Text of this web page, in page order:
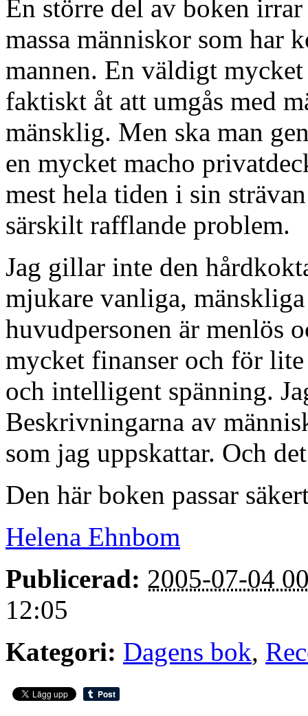
En större del av boken
massa människor som har
mannen. En väldigt
faktiskt åt att umgås med
mänsklig. Men ska man
en mycket macho
mest hela tiden i sin
särskilt rafflande problem.
Jag gillar inte den
mjukare vanliga,
huvudpersonen är menlös
mycket finanser och för
och intelligent spänning.
Beskrivningarna av
som jag uppskattar. Och
Den här boken passar
Helena Ehnbom
Publicerad: 2005-07-04
12:05
Kategori: Dagens bok,